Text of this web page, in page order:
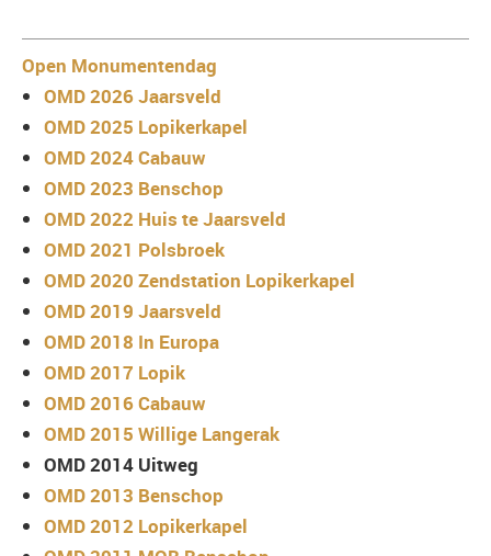
Open Monumentendag
OMD 2026 Jaarsveld
OMD 2025 Lopikerkapel
OMD 2024 Cabauw
OMD 2023 Benschop
OMD 2022 Huis te Jaarsveld
OMD 2021 Polsbroek
OMD 2020 Zendstation Lopikerkapel
OMD 2019 Jaarsveld
OMD 2018 In Europa
OMD 2017 Lopik
OMD 2016 Cabauw
OMD 2015 Willige Langerak
OMD 2014 Uitweg
OMD 2013 Benschop
OMD 2012 Lopikerkapel